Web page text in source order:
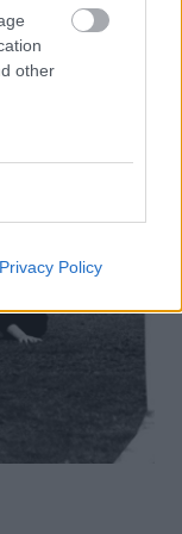
other
Privacy Policy